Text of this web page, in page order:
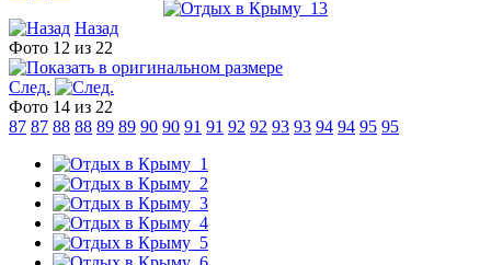
Назад
Фото 12 из 22
След.
Фото 14 из 22
87 87 88 88 89 89 90 90 91 91 92 92 93 93 94 94 95 95